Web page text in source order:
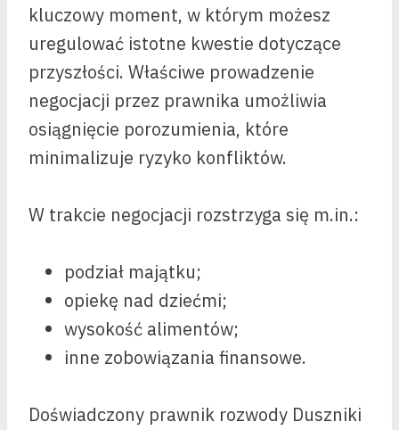
kluczowy moment, w którym możesz
uregulować istotne kwestie dotyczące
przyszłości. Właściwe prowadzenie
negocjacji przez prawnika umożliwia
osiągnięcie porozumienia, które
minimalizuje ryzyko konfliktów.
W trakcie negocjacji rozstrzyga się m.in.:
podział majątku;
opiekę nad dziećmi;
wysokość alimentów;
inne zobowiązania finansowe.
Doświadczony prawnik rozwody Duszniki